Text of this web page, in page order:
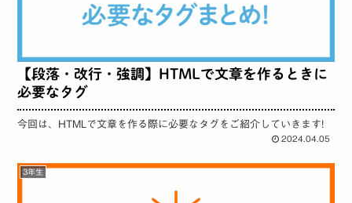
【段落・改行・強調】HTMLで文章を作るときに
必要なタグ
今回は、HTMLで文章を作る際に必要なタグをご紹介していきます!
2024.04.05
3年生